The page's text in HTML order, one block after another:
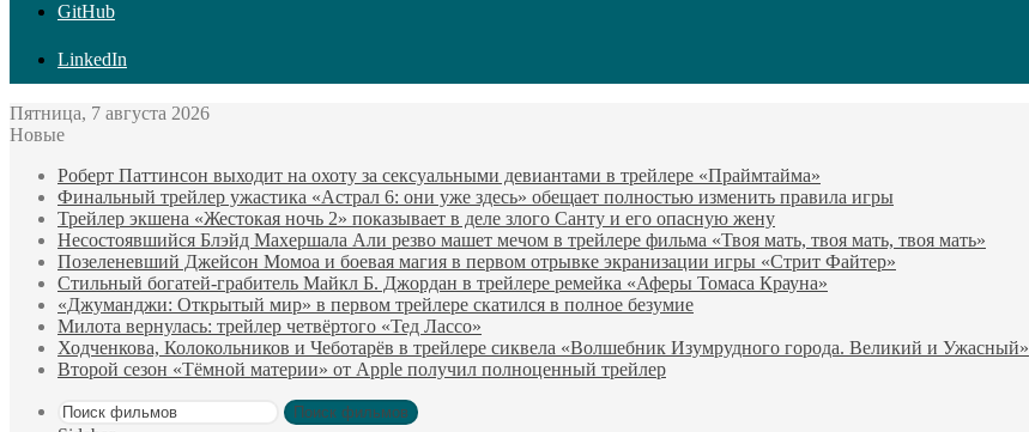
GitHub
LinkedIn
Пятница, 7 августа 2026
Новые
Роберт Паттинсон выходит на охоту за сексуальными девиантами в трейлере «Праймтайма»
Финальный трейлер ужастика «Астрал 6: они уже здесь» обещает полностью изменить правила игры
Трейлер экшена «Жестокая ночь 2» показывает в деле злого Санту и его опасную жену
Несостоявшийся Блэйд Махершала Али резво машет мечом в трейлере фильма «Твоя мать, твоя мать, твоя мать»
Позеленевший Джейсон Момоа и боевая магия в первом отрывке экранизации игры «Стрит Файтер»
Стильный богатей-грабитель Майкл Б. Джордан в трейлере ремейка «Аферы Томаса Крауна»
«Джуманджи: Открытый мир» в первом трейлере скатился в полное безумие
Милота вернулась: трейлер четвёртого «Тед Лассо»
Ходченкова, Колокольников и Чеботарёв в трейлере сиквела «Волшебник Изумрудного города. Великий и Ужасный»
Второй сезон «Тёмной материи» от Apple получил полноценный трейлер
Поиск фильмов